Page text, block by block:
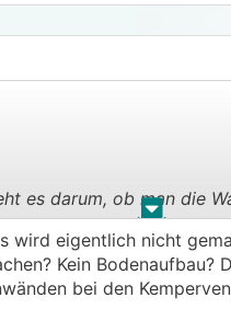
. .
es darum, ob man die
😀
wird eigentlich nicht
Kein Bodenaufbau?
bei den